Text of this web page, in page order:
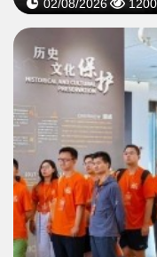
02/08/2026